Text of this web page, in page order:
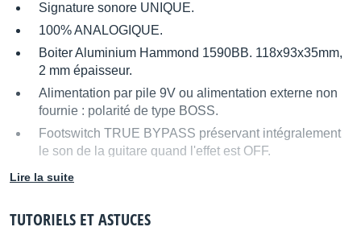
Signature sonore UNIQUE.
100% ANALOGIQUE.
Boiter Aluminium Hammond 1590BB. 118x93x35mm,
2 mm épaisseur.
Alimentation par pile 9V ou alimentation externe non
fournie : polarité de type BOSS.
Footswitch TRUE BYPASS préservant intégralement
le son de la guitare quand l'effet est OFF.
Protection du circuit contre la pollution
Lire la suite
TUTORIELS ET ASTUCES